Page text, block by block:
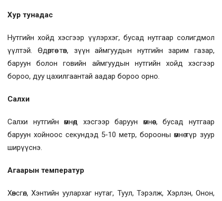
Хур тунадас
Нутгийн хойд хэсгээр үүлэрхэг, бусад нутгаар солигдмол
үүлтэй. Өдөртөө төв, зүүн аймгуудын нутгийн зарим газар,
баруун болон говийн аймгуудын нутгийн хойд хэсгээр
бороо, дуу цахилгаантай аадар бороо орно.
Салхи
Салхи нутгийн өмнөд хэсгээр баруун өмнөөс, бусад нутгаар
баруун хойноос секундэд 5-10 метр, борооны өмнө түр зуур
ширүүснэ.
Агаарын температур
Хөвсгөл, Хэнтийн уулархаг нутаг, Туул, Тэрэлж, Хэрлэн, Онон,